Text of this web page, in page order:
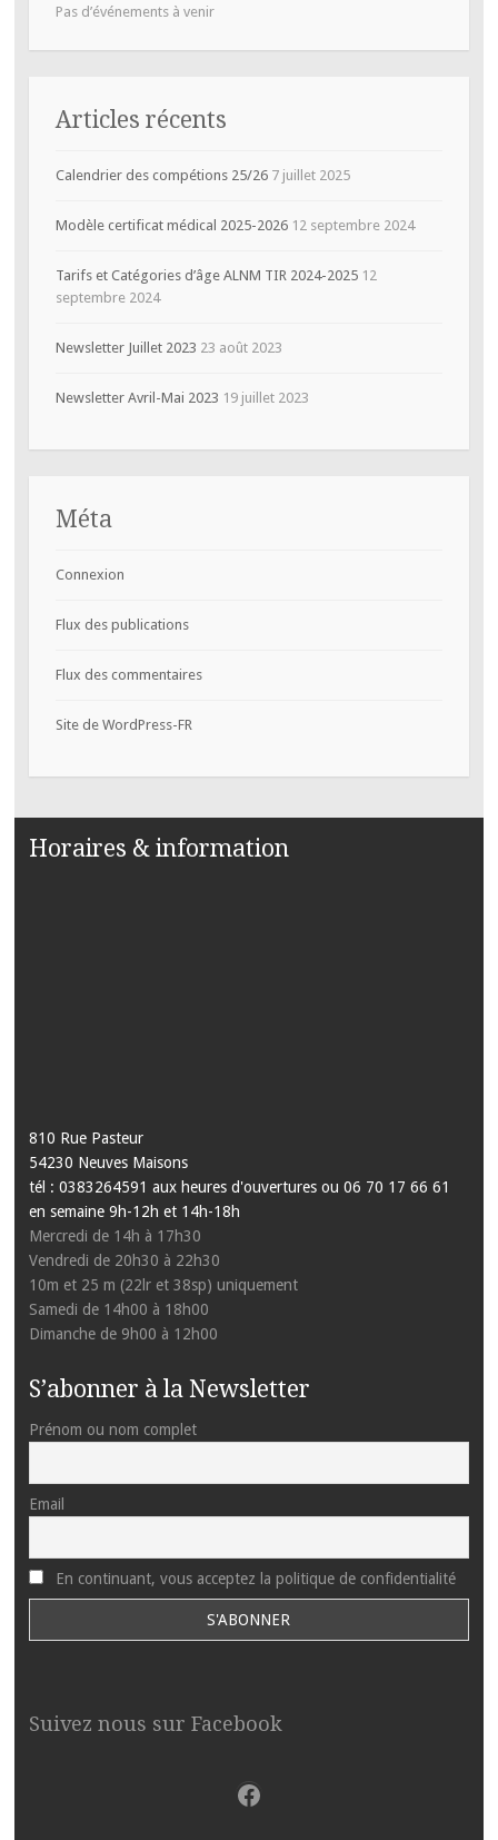
Pas d’événements à venir
Articles récents
Calendrier des compétions 25/26 7 juillet 2025
Modèle certificat médical 2025-2026 12 septembre 2024
Tarifs et Catégories d’âge ALNM TIR 2024-2025 12
septembre 2024
Newsletter Juillet 2023 23 août 2023
Newsletter Avril-Mai 2023 19 juillet 2023
Méta
Connexion
Flux des publications
Flux des commentaires
Site de WordPress-FR
Horaires & information
810 Rue Pasteur
54230 Neuves Maisons
tél : 0383264591 aux heures d'ouvertures ou 06 70 17 66 61
en semaine 9h-12h et 14h-18h
Mercredi de 14h à 17h30
Vendredi de 20h30 à 22h30
10m et 25 m (22lr et 38sp) uniquement
Samedi de 14h00 à 18h00
Dimanche de 9h00 à 12h00
S’abonner à la Newsletter
Prénom ou nom complet
Email
En continuant, vous acceptez la politique de confidentialité
Suivez nous sur Facebook
Facebook